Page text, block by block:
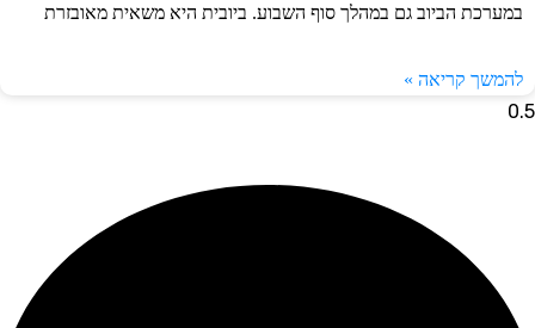
הביוב גם במהלך סוף השבוע. ביובית היא משאית מאובזרת
קריאה »